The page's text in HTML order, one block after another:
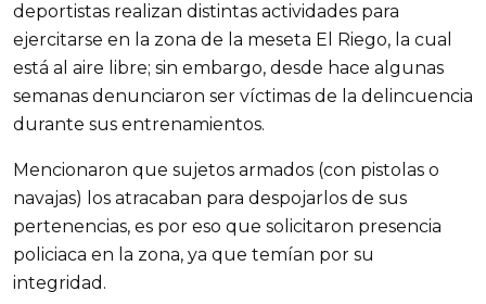
deportistas realizan distintas actividades para
ejercitarse en la zona de la meseta El Riego, la cual
está al aire libre; sin embargo, desde hace algunas
semanas denunciaron ser víctimas de la delincuencia
durante sus entrenamientos.
Mencionaron que sujetos armados (con pistolas o
navajas) los atracaban para despojarlos de sus
pertenencias, es por eso que solicitaron presencia
policiaca en la zona, ya que temían por su
integridad.